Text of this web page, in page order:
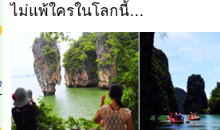
ไม่แพ้ใครในโลกนี้…